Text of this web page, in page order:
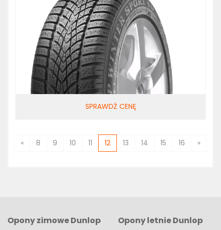
SPRAWDŹ CENĘ
« 8 9 10 11 12 13 14 15 16 »
Opony zimowe Dunlop
Opony letnie Dunlop